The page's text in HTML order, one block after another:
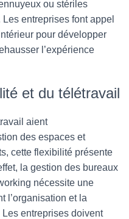
ou stériles
entreprises font appel
pour développer
l’expérience
et du télétravail
aient
des espaces et
cette flexibilité présente
la gestion des bureaux
nécessite une
l’organisation et la
entreprises doivent